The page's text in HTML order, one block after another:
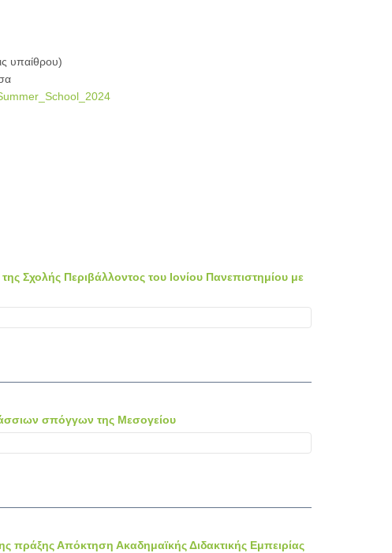
υπαίθρου)
Σχολής Περιβάλλοντος του Ιονίου Πανεπιστημίου με
σπόγγων της Μεσογείου
πράξης Απόκτηση Ακαδημαϊκής Διδακτικής Εμπειρίας